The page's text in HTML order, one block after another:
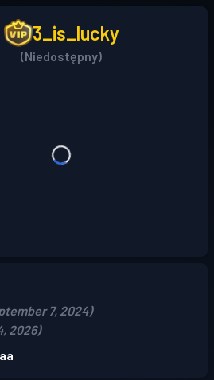
3_is_lucky
(Niedostępny)
7, 2024)
2026)